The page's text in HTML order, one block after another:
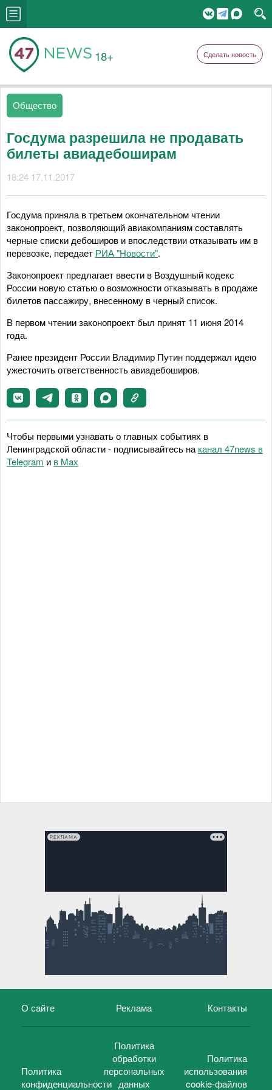
18+ Сделать новость
Общество
Госдума разрешила не продавать
билеты авиадебоширам
18:24 17.11.2017
Госдума приняла в третьем окончательном чтении
законопроект, позволяющий авиакомпаниям составлять
черные списки дебоширов и впоследствии отказывать им в
перевозке, передает РИА "Новости".
Законопроект предлагает ввести в Воздушный кодекс
России новую статью о возможности отказывать в продаже
билетов пассажиру, внесенному в черный список.
В первом чтении законопроект был принят 11 июня 2014
года.
Ранее президент России Владимир Путин поддержал идею
ужесточить ответственность авиадебоширов.
Чтобы первыми узнавать о главных событиях в
Ленинградской области - подписывайтесь на канал 47news в
Telegram и в Maх
РЕКЛАМА
О сайте Реклама Контакты
Политика
конфиденциальности
Политика
обработки
персональных
данных
Политика
использования
cookie-файлов